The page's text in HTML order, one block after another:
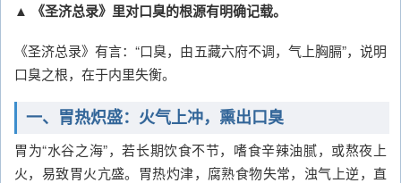
▲ 《圣济总录》里对口臭的根源有明确记载。
《圣济总录》有言：“口臭，由五藏六府不调，气上胸膈”，说明
口臭之根，在于内里失衡。
一、胃热炽盛：火气上冲，熏出口臭
胃为“水谷之海”，若长期饮食不节，嗜食辛辣油腻，或熬夜上
火，易致胃火亢盛。胃热灼津，腐熟食物失常，浊气上逆，直